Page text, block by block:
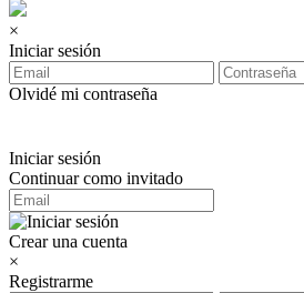
×
Iniciar sesión
Olvidé mi contraseña
Iniciar sesión
Continuar como invitado
Crear una cuenta
×
Registrarme